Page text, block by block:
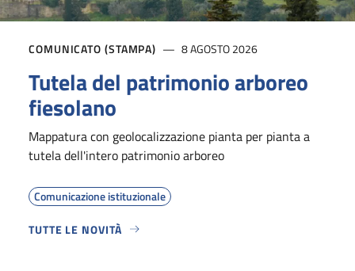
COMUNICATO (STAMPA) 8 AGOSTO 2026
Tutela del patrimonio arboreo
fiesolano
Mappatura con geolocalizzazione pianta per pianta a
tutela dell'intero patrimonio arboreo
Comunicazione istituzionale
TUTTE LE NOVITÀ